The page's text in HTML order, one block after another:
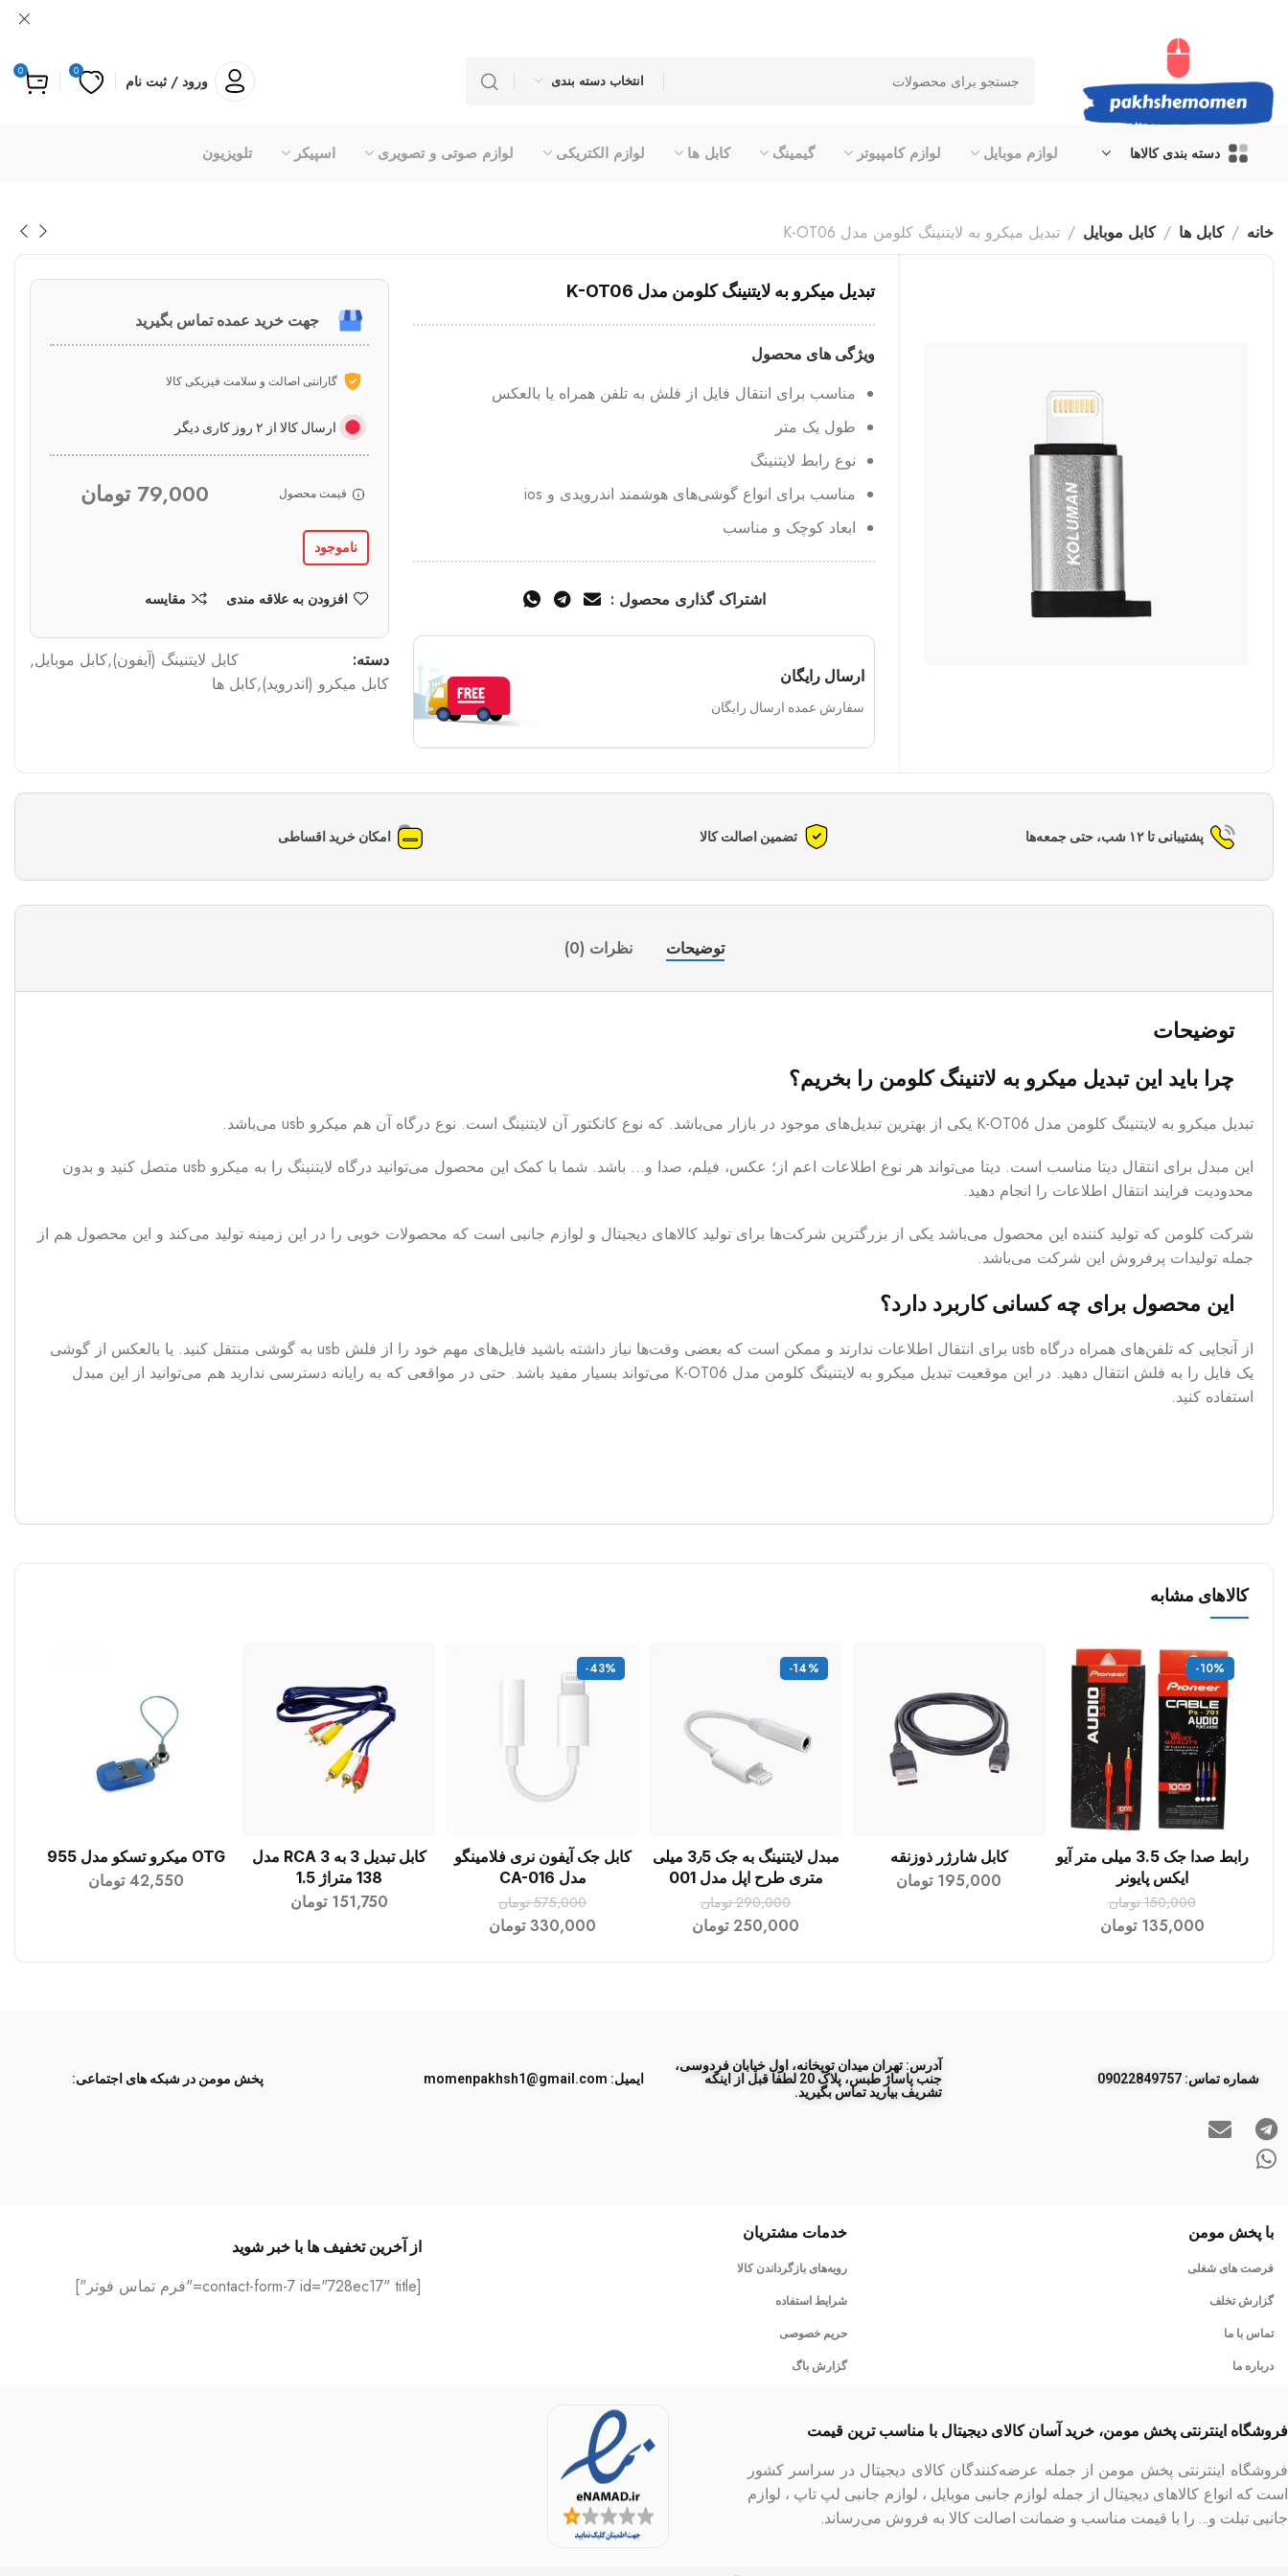
انتخاب دسته بندی ورود / ثبت نام
0
0
دسته بندی کالاها لوازم موبایل لوازم کامپیوتر گیمینگ کابل ها لوازم الکتریکی لوازم صوتی و تصویری اسپیکر تلویزیون
خانه کابل ها کابل موبایل تبدیل میکرو به لایتنینگ کلومن مدل K-OT06
تبدیل میکرو به لایتنینگ کلومن مدل K-OT06
ویژگی های محصول
مناسب برای انتقال فایل از فلش به تلفن همراه یا بالعکس
طول یک متر
نوع رابط لایتنینگ
مناسب برای انواع گوشی‌های هوشمند اندرویدی و ios
ابعاد کوچک و مناسب
اشتراک گذاری محصول :
ارسال رایگان
سفارش عمده ارسال رایگان
جهت خرید عمده تماس بگیرید
گارانتی اصالت و سلامت فیزیکی کالا
ارسال کالا از ۲ روز کاری دیگر
قیمت محصول 79,000 تومان
ناموجود
افزودن به علاقه مندی مقایسه
دسته: کابل لایتنینگ (آیفون),کابل موبایل,
کابل میکرو (اندروید),کابل ها
پشتیبانی تا ۱۲ شب، حتی جمعه‌ها تضمین اصالت کالا امکان خرید اقساطی
توضیحات نظرات (0)
توضیحات
چرا باید این تبدیل میکرو به لاتنینگ کلومن را بخریم؟
تبدیل میکرو به لایتنینگ کلومن مدل K-OT06 یکی از بهترین تبدیل‌های موجود در بازار می‌باشد. که نوع کانکتور آن لایتنینگ است. نوع درگاه آن هم میکرو usb می‌باشد.
این مبدل برای انتقال دیتا مناسب است. دیتا می‌تواند هر نوع اطلاعات اعم از؛ عکس، فیلم، صدا و… باشد. شما با کمک این محصول می‌توانید درگاه لایتنینگ را به میکرو usb متصل کنید و بدون
محدودیت فرایند انتقال اطلاعات را انجام دهید.
شرکت کلومن که تولید کننده این محصول می‌باشد یکی از بزرگترین شرکت‌ها برای تولید کالاهای دیجیتال و لوازم جانبی است که محصولات خوبی را در این زمینه تولید می‌کند و این محصول هم از
جمله تولیدات پرفروش این شرکت می‌باشد.
این محصول برای چه کسانی کاربرد دارد؟
از آنجایی که تلفن‌های همراه درگاه usb برای انتقال اطلاعات ندارند و ممکن است که بعضی وقت‌ها نیاز داشته باشید فایل‌های مهم خود را از فلش usb به گوشی منتقل کنید. یا بالعکس از گوشی
یک فایل را به فلش انتقال دهید. در این موقعیت تبدیل میکرو به لایتنینگ کلومن مدل K-OT06 می‌تواند بسیار مفید باشد. حتی در مواقعی که به رایانه دسترسی ندارید هم می‌توانید از این مبدل
استفاده کنید.
کالاهای مشابه
-10%
افزودن به سبد خریدرابط صدا جک 3.5 میلی متر آیو
ایکس پایونر
150,000 تومان
135,000 تومان
افزودن به سبد خرید
کابل شارژر ذوزنقه
195,000 تومان
-14%
افزودن به سبد خرید مبدل لایتنینگ به جک 3٫5 میلی
متری طرح اپل مدل 001
290,000 تومان
250,000 تومان
-43%
افزودن به سبد خرید
کابل جک آیفون نری فلامینگو
مدل CA-016
575,000 تومان
330,000 تومان
افزودن به سبد خرید کابل تبدیل 3 به 3 RCA مدل
138 متراژ 1.5
151,750 تومان
افزودن به سبد خرید OTG میکرو تسکو مدل 955
42,550 تومان
ﺷﻤﺎره ﺗﻤﺎس: 09022849757
آدرس: تهران میدان توپخانه، اول خیابان فردوسی،
جنب پاساژ طبس، پلاک 20 لطفا قبل از اینکه
تشریف بیارید تماس بگیرید.
ایمیل: momenpakhsh1@gmail.com پخش مومن در شبکه های اجتماعی:
با پخش مومن
فرصت های شغلی
گزارش تخلف
تماس با ما
درباره ما
خدمات مشتریان
رویه‌های بازگرداندن کالا
شرایط استفاده
حریم خصوصی
گزارش باگ
از آخرین تخفیف ها با خبر شوید
[contact-form-7 id="728ec17" title="فرم تماس فوتر"]
فروشگاه اینترنتی پخش مومن، خرید آسان کالای دیجیتال با مناسب ترین قیمت
فروشگاه اینترنتی پخش مومن از جمله عرضه‌کنندگان کالای دیجیتال در سراسر کشور
است که انواع کالاهای دیجیتال از جمله لوازم جانبی موبایل ، لوازم جانبی لپ تاپ ، لوازم
جانبی تبلت و… را با قیمت مناسب و ضمانت اصالت کالا به فروش می‌رساند.